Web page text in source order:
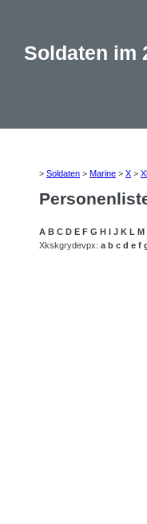
Soldaten im
> Soldaten > Marine > X >
A B C D E F G H I J K L M
Xkskgrydevpx: a b c d e f